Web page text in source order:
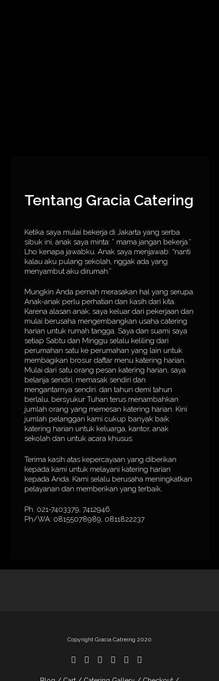
Tentang Gracia Catering
Ketika saya mulai bekerja di Jakarta yang serba
sibuk ini, anak saya minta: ” mama jangan bekerja.”
Lho kenapa jawabku. Anak saya menjawab: “nanti
kalau aku pulang sekolah, nggak ada yang
menyambut aku dirumah.”
Mungkin Anda pernah merasakan hal yang serupa.
Anak-anak perlu perhatian dan kasih dari kita.
Karena alasan anak, saya keluar dari pekerjaan dan
mulai berusaha mengembangkan usaha catering
harian untuk rumah tangga. Saya dan suami saya
setiap Sabtu dan Minggu selalu keliling dari
perumahan satu ke perumahan yang lain untuk
membagikan brosur daftar menu katering harian.
Mulai dari satu orang pesan katering harian, saya
belanja sendiri, memasak sendiri dan
mengantarnya sendiri. dan tahun demi tahun
berlalu, bersyukur Tuhan terus menambahkan
jumlah orang yang memesan katering harian. Kini
jumlah pelanggan kami cukup banyak baik
katering harian untuk keluarga, kantor, anak
sekolah dan untuk acara khusus.
Terima kasih atas kepercayaan yang diberikan
kepada kami untuk melayani katering harian
kepada Anda. Kami selalu berusaha meningkatkan
pelayanan dan memberikan yang terbaik.
Ph. 021-7403379, 7412946.
Ph/WA: 08155078989, 0811822237
Copyright Gracia Catreing 2020